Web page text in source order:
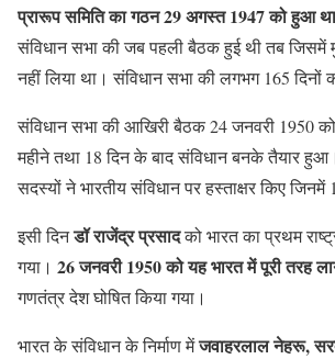
प्रारूप समिति का गठन 29 अगस्त 1947 को हुआ था
संविधान सभा की जब पहली बैठक हुई थी तब जिसमें
नहीं लिया था। संविधान सभा की लगभग 165 दिनों
संविधान सभा की आखिरी बैठक 24 जनवरी 1950 को
महीने तथा 18 दिन के बाद संविधान बनके तैयार
सदस्यों ने भारतीय संविधान पर हस्ताक्षर किए जिनमें
इसी दिनडॉ राजेंद्र प्रसादको भारत का प्रथम
गया। 26 जनवरी 1950 को यह भारत में पूरी तरह
गणतंत्र देश घोषित किया गया।
भारत के संविधान के निर्माण मेंजवाहरलाल नेहरू,